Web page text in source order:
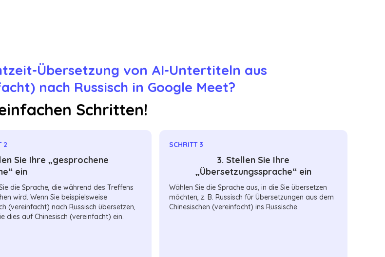
Übersetzung von AI-Untertiteln aus
nach Russisch in Google Meet?
Schritten!
2
Sie Ihre „gesprochene
ein
die Sprache, die während des Treffens
wird. Wenn Sie beispielsweise
(vereinfacht) nach Russisch übersetzen,
dies auf Chinesisch (vereinfacht) ein.
SCHRITT 3
3. Stellen Sie Ihre
„Übersetzungssprache“ ein
Wählen Sie die Sprache aus, in die Sie übersetzen
möchten, z. B. Russisch für Übersetzungen aus dem
Chinesischen (vereinfacht) ins Russische.